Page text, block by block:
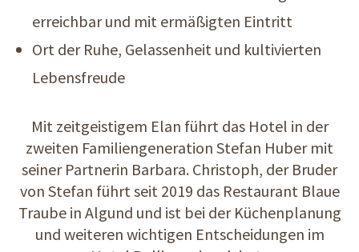
erreichbar und mit ermäßigten Eintritt
Ort der Ruhe, Gelassenheit und kultivierten
Lebensfreude
Mit zeitgeistigem Elan führt das Hotel in der
zweiten Familiengeneration Stefan Huber mit
seiner Partnerin Barbara. Christoph, der Bruder
von Stefan führt seit 2019 das Restaurant Blaue
Traube in Algund und ist bei der Küchenplanung
und weiteren wichtigen Entscheidungen im